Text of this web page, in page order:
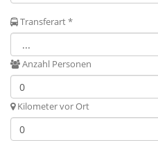
Transferart *
Anzahl Personen
Kilometer vor Ort